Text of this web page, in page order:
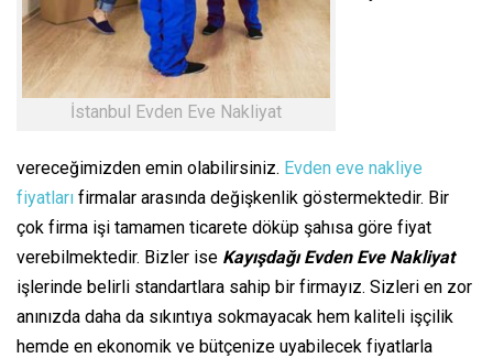
İstanbul Evden Eve Nakliyat
vereceğimizden emin olabilirsiniz. Evden eve nakliye
fiyatları firmalar arasında değişkenlik göstermektedir. Bir
çok firma işi tamamen ticarete döküp şahısa göre fiyat
verebilmektedir. Bizler ise Kayışdağı Evden Eve Nakliyat
işlerinde belirli standartlara sahip bir firmayız. Sizleri en zor
anınızda daha da sıkıntıya sokmayacak hem kaliteli işçilik
hemde en ekonomik ve bütçenize uyabilecek fiyatlarla